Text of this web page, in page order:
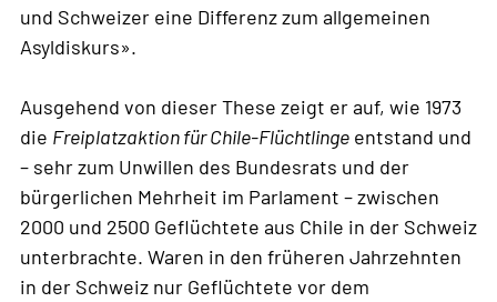
und Schweizer eine Differenz zum allgemeinen
Asyldiskurs».
Ausgehend von dieser These zeigt er auf, wie 1973
die Freiplatzaktion für Chile-Flüchtlinge entstand und
– sehr zum Unwillen des Bundesrats und der
bürgerlichen Mehrheit im Parlament – zwischen
2000 und 2500 Geflüchtete aus Chile in der Schweiz
unterbrachte. Waren in den früheren Jahrzehnten
in der Schweiz nur Geflüchtete vor dem